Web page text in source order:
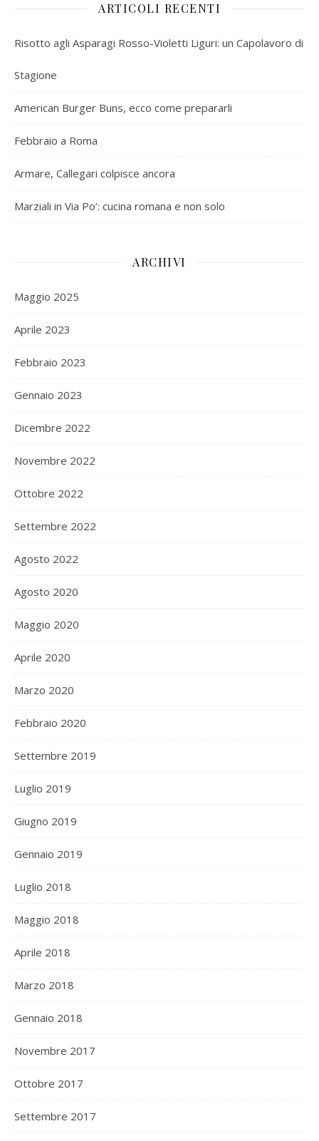
ARTICOLI RECENTI
Risotto agli Asparagi Rosso-Violetti Liguri: un Capolavoro di
Stagione
American Burger Buns, ecco come prepararli
Febbraio a Roma
Armare, Callegari colpisce ancora
Marziali in Via Po’: cucina romana e non solo
ARCHIVI
Maggio 2025
Aprile 2023
Febbraio 2023
Gennaio 2023
Dicembre 2022
Novembre 2022
Ottobre 2022
Settembre 2022
Agosto 2022
Agosto 2020
Maggio 2020
Aprile 2020
Marzo 2020
Febbraio 2020
Settembre 2019
Luglio 2019
Giugno 2019
Gennaio 2019
Luglio 2018
Maggio 2018
Aprile 2018
Marzo 2018
Gennaio 2018
Novembre 2017
Ottobre 2017
Settembre 2017